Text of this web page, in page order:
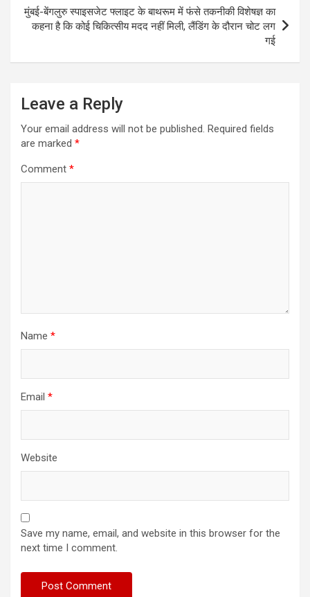
मुंबई-बेंगलुरु स्पाइसजेट फ्लाइट के बाथरूम में फंसे तकनीकी विशेषज्ञ का
कहना है कि कोई चिकित्सीय मदद नहीं मिली, लैंडिंग के दौरान चोट लग
गई
Leave a Reply
Your email address will not be published. Required fields
are marked *
Comment *
Name *
Email *
Website
Save my name, email, and website in this browser for the
next time I comment.